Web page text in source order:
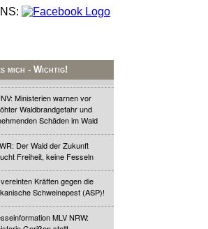
mich - Wichtig!
Ministerien warnen vor
Waldbrandgefahr und
Schäden im Wald
Der Wald der Zukunft
Freiheit, keine Fesseln
Kräften gegen die
Schweinepest (ASP)!
MLV NRW: